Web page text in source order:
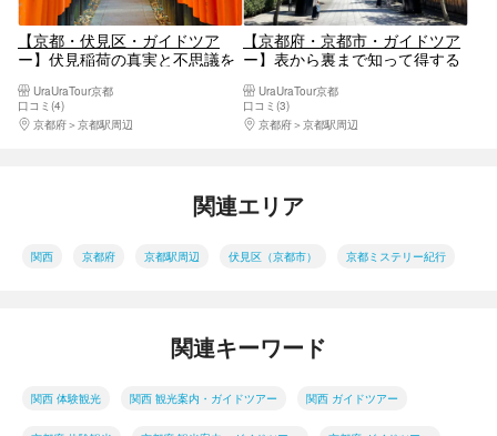
【京都・伏見区・ガイドツア
ー】伏見稲荷の真実と不思議を
編」UraUraTour京都
口コミ(4)
京都府
京都駅周辺
【京都府・京都市・ガイドツア
ー】表から裏まで知って得する
UraUraTour京都
口コミ(3)
京都府
京都駅周辺
関連エリア
関西 京都府 京都駅周辺 伏見区（京都市） 京都ミステリー紀行
関連キーワード
関西 体験観光 関西 観光案内・ガイドツアー 関西 ガイドツアー